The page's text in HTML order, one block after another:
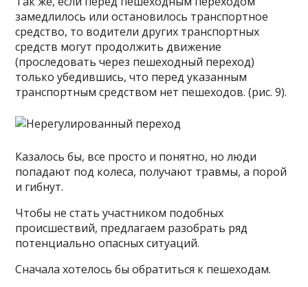
замедлилось или остановилось транспортное
средство, то водители других транспортных
средств могут продолжить движение
(проследовать через пешеходный переход)
только убедившись, что перед указанным
транспортным средством нет пешеходов. (рис. 9).
Казалось бы, все просто и понятно, но люди
попадают под колеса, получают травмы, а порой
и гибнут.
Чтобы не стать участником подобных
происшествий, предлагаем разобрать ряд
потенциально опасных ситуаций.
Сначала хотелось бы обратиться к пешеходам.